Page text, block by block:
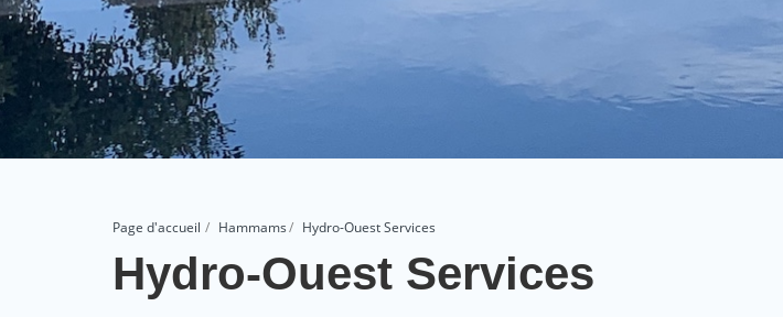
Page d'accueil Hammams Hydro-Ouest Services
Hydro-Ouest Services